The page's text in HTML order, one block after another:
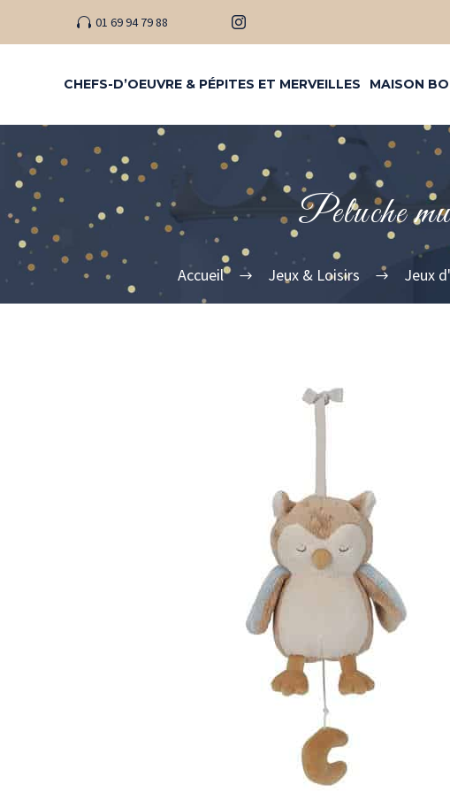
01 69 94 79 88
CHEFS-D’OEUVRE & PÉPITES ET MERVEILLES MAISON
Peluche
Accueil Jeux & Loisirs Jeux